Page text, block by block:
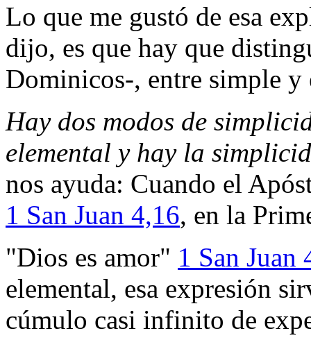
Lo que me gustó de esa
dijo, es que hay que
Dominicos-, entre simple y
Hay dos modos de
elemental y hay la
nos ayuda: Cuando el
1 San Juan 4,16, en la
"Dios es amor" 1 San Juan
elemental, esa expresión
cúmulo casi infinito de